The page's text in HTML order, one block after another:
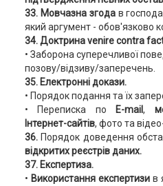
33. Мовчазна згода в
який аргумент - обов'язково
34. Доктрина venire contra
• Заборона суперечливої
позову/відзиву/заперечень.
35. Електронні докази.
• Порядок подання та їх
• Переписка по
E-mail,
Інтернет-сайтів, фото та
36. Порядок доведення
відкритих реєстрів даних.
37. Експертиза.
• Використання експертизи в